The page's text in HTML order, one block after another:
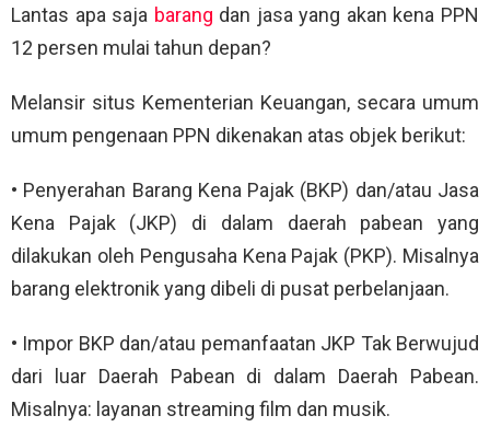
Lantas apa saja barang dan jasa yang akan kena PPN
12 persen mulai tahun depan?
Melansir situs Kementerian Keuangan, secara umum
umum pengenaan PPN dikenakan atas objek berikut:
• Penyerahan Barang Kena Pajak (BKP) dan/atau Jasa
Kena Pajak (JKP) di dalam daerah pabean yang
dilakukan oleh Pengusaha Kena Pajak (PKP). Misalnya
barang elektronik yang dibeli di pusat perbelanjaan.
• Impor BKP dan/atau pemanfaatan JKP Tak Berwujud
dari luar Daerah Pabean di dalam Daerah Pabean.
Misalnya: layanan streaming film dan musik.